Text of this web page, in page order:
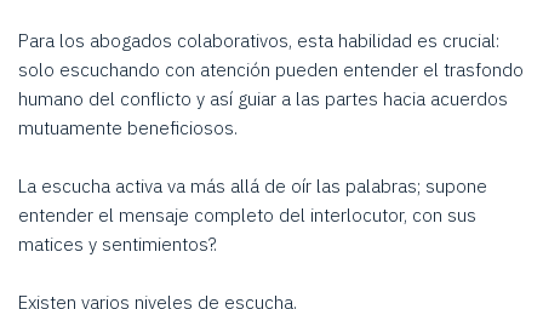
Para los abogados colaborativos, esta habilidad es crucial:
solo escuchando con atención pueden entender el trasfondo
humano del conflicto y así guiar a las partes hacia acuerdos
mutuamente beneficiosos.
La escucha activa va más allá de oír las palabras; supone
entender el mensaje completo del interlocutor, con sus
matices y sentimientos?.